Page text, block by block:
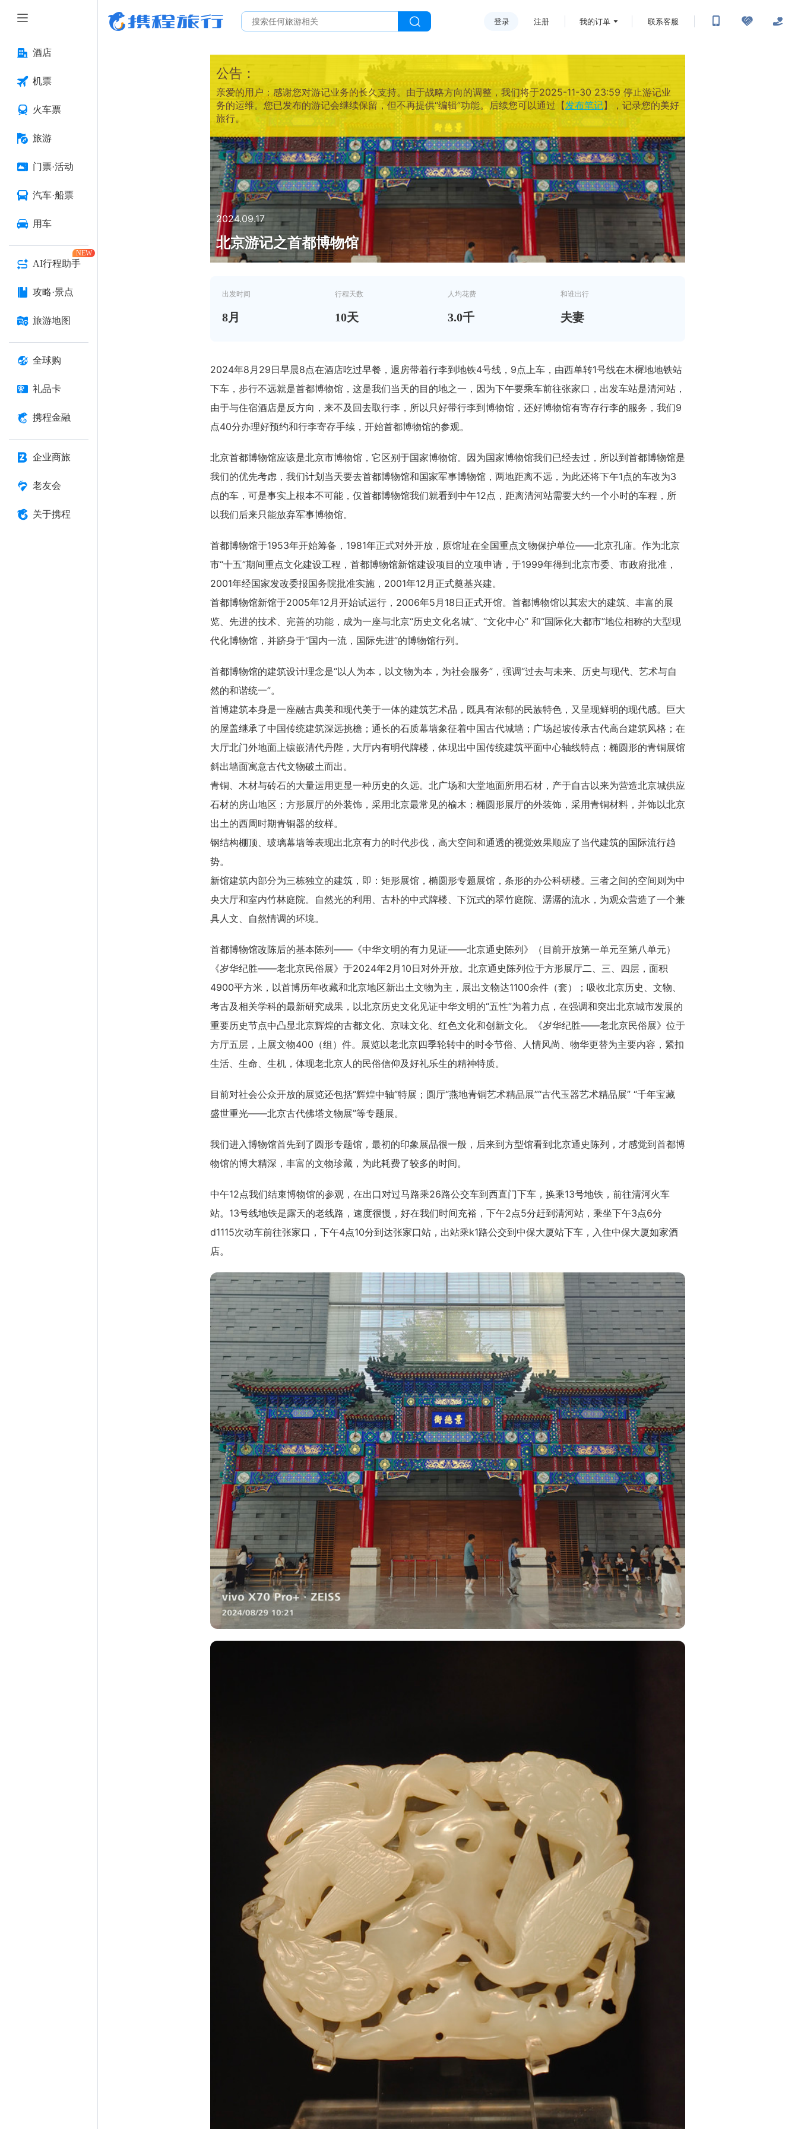
酒店
机票
火车票
旅游
门票·活动
汽车·船票
用车
AI行程助手
NEW
攻略·景点
旅游地图
全球购
礼品卡
携程金融
企业商旅
老友会
关于携程
登录 注册 我的订单 联系客服
公告：
亲爱的用户：感谢您对游记业务的长久支持。由于战略方向的调整，我们将于2025-11-30 23:59 停止游记业
务的运维。您已发布的游记会继续保留，但不再提供“编辑”功能。后续您可以通过【发布笔记】，记录您的美好
旅行。
2024.09.17
北京游记之首都博物馆
出发时间
8月
行程天数
10天
人均花费
3.0千
和谁出行
夫妻
2024年8月29日早晨8点在酒店吃过早餐，退房带着行李到地铁4号线，9点上车，由西单转1号线在木樨地地铁站
下车，步行不远就是首都博物馆，这是我们当天的目的地之一，因为下午要乘车前往张家口，出发车站是清河站，
由于与住宿酒店是反方向，来不及回去取行李，所以只好带行李到博物馆，还好博物馆有寄存行李的服务，我们9
点40分办理好预约和行李寄存手续，开始首都博物馆的参观。
北京首都博物馆应该是北京市博物馆，它区别于国家博物馆。因为国家博物馆我们已经去过，所以到首都博物馆是
我们的优先考虑，我们计划当天要去首都博物馆和国家军事博物馆，两地距离不远，为此还将下午1点的车改为3
点的车，可是事实上根本不可能，仅首都博物馆我们就看到中午12点，距离清河站需要大约一个小时的车程，所
以我们后来只能放弃军事博物馆。
首都博物馆于1953年开始筹备，1981年正式对外开放，原馆址在全国重点文物保护单位——北京孔庙。作为北京
市“十五”期间重点文化建设工程，首都博物馆新馆建设项目的立项申请，于1999年得到北京市委、市政府批准，
2001年经国家发改委报国务院批准实施，2001年12月正式奠基兴建。
首都博物馆新馆于2005年12月开始试运行，2006年5月18日正式开馆。首都博物馆以其宏大的建筑、丰富的展
览、先进的技术、完善的功能，成为一座与北京“历史文化名城”、“文化中心” 和“国际化大都市”地位相称的大型现
代化博物馆，并跻身于“国内一流，国际先进”的博物馆行列。
首都博物馆的建筑设计理念是“以人为本，以文物为本，为社会服务”，强调“过去与未来、历史与现代、艺术与自
然的和谐统一”。
首博建筑本身是一座融古典美和现代美于一体的建筑艺术品，既具有浓郁的民族特色，又呈现鲜明的现代感。巨大
的屋盖继承了中国传统建筑深远挑檐；通长的石质幕墙象征着中国古代城墙；广场起坡传承古代高台建筑风格；在
大厅北门外地面上镶嵌清代丹陛，大厅内有明代牌楼，体现出中国传统建筑平面中心轴线特点；椭圆形的青铜展馆
斜出墙面寓意古代文物破土而出。
青铜、木材与砖石的大量运用更显一种历史的久远。北广场和大堂地面所用石材，产于自古以来为营造北京城供应
石材的房山地区；方形展厅的外装饰，采用北京最常见的榆木；椭圆形展厅的外装饰，采用青铜材料，并饰以北京
出土的西周时期青铜器的纹样。
钢结构棚顶、玻璃幕墙等表现出北京有力的时代步伐，高大空间和通透的视觉效果顺应了当代建筑的国际流行趋
势。
新馆建筑内部分为三栋独立的建筑，即：矩形展馆，椭圆形专题展馆，条形的办公科研楼。三者之间的空间则为中
央大厅和室内竹林庭院。自然光的利用、古朴的中式牌楼、下沉式的翠竹庭院、潺潺的流水，为观众营造了一个兼
具人文、自然情调的环境。
首都博物馆改陈后的基本陈列——《中华文明的有力见证——北京通史陈列》（目前开放第一单元至第八单元）
《岁华纪胜——老北京民俗展》于2024年2月10日对外开放。北京通史陈列位于方形展厅二、三、四层，面积
4900平方米，以首博历年收藏和北京地区新出土文物为主，展出文物达1100余件（套）；吸收北京历史、文物、
考古及相关学科的最新研究成果，以北京历史文化见证中华文明的“五性”为着力点，在强调和突出北京城市发展的
重要历史节点中凸显北京辉煌的古都文化、京味文化、红色文化和创新文化。《岁华纪胜——老北京民俗展》位于
方厅五层，上展文物400（组）件。展览以老北京四季轮转中的时令节俗、人情风尚、物华更替为主要内容，紧扣
生活、生命、生机，体现老北京人的民俗信仰及好礼乐生的精神特质。
目前对社会公众开放的展览还包括“辉煌中轴”特展；圆厅“燕地青铜艺术精品展”“古代玉器艺术精品展” “千年宝藏
盛世重光——北京古代佛塔文物展”等专题展。
我们进入博物馆首先到了圆形专题馆，最初的印象展品很一般，后来到方型馆看到北京通史陈列，才感觉到首都博
物馆的博大精深，丰富的文物珍藏，为此耗费了较多的时间。
中午12点我们结束博物馆的参观，在出口对过马路乘26路公交车到西直门下车，换乘13号地铁，前往清河火车
站。13号线地铁是露天的老线路，速度很慢，好在我们时间充裕，下午2点5分赶到清河站，乘坐下午3点6分
d1115次动车前往张家口，下午4点10分到达张家口站，出站乘k1路公交到中保大厦站下车，入住中保大厦如家酒
店。